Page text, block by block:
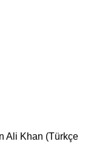
Ali Khan (Türkçe